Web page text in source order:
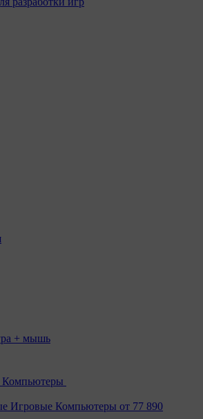
+ мышь
Компьютеры
Игровые Компьютеры от 77 890